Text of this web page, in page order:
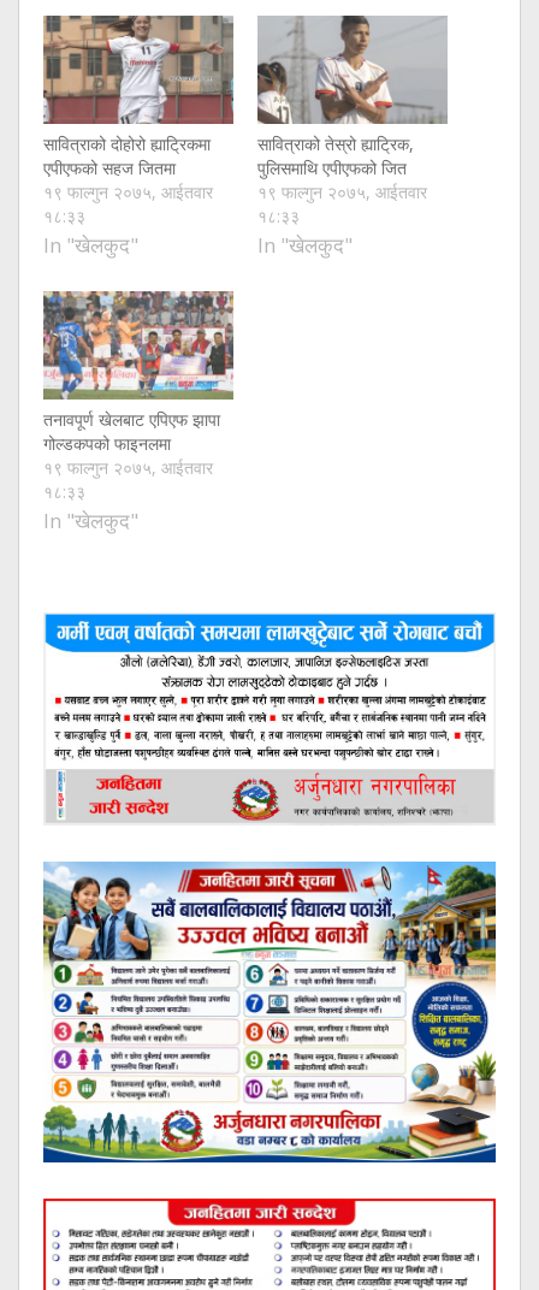
सावित्राको दोहोरो ह्याट्रिकमा
एपीएफको सहज जितमा
१९ फाल्गुन २०७५, आईतवार
१८:३३
In "खेलकुद"
सावित्राको तेस्रो ह्याट्रिक,
पुलिसमाथि एपीएफको जित
१९ फाल्गुन २०७५, आईतवार
१८:३३
In "खेलकुद"
तनावपूर्ण खेलबाट एपिएफ झापा
गोल्डकपको फाइनलमा
१९ फाल्गुन २०७५, आईतवार
१८:३३
In "खेलकुद"